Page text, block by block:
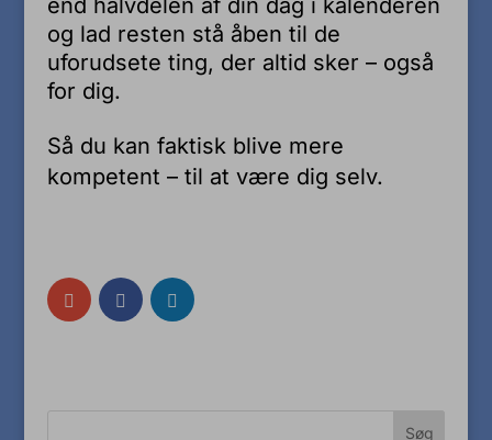
end halvdelen af din dag i kalenderen
og lad resten stå åben til de
uforudsete ting, der altid sker – også
for dig.
Så du kan faktisk blive mere
kompetent – til at være dig selv.